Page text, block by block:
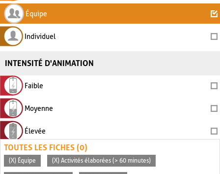
Équipe
Individuel
INTENSITÉ D'ANIMATION
Faible
Moyenne
Élevée
TOUTES LES FICHES (0)
(X) Équipe (X) Activités élaborées (> 60 minutes)